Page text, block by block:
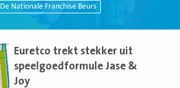
De Nationale Franchise Beurs
Euretco trekt stekker uit
speelgoedformule Jase &
Joy